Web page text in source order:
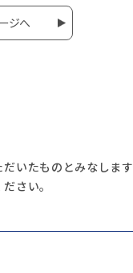
ジへ
いたものとみなします
さい。